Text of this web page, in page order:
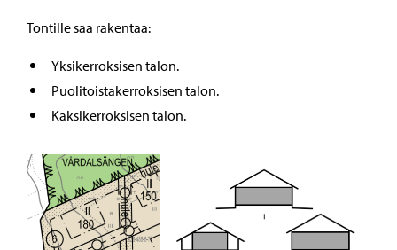
Tontille saa rakentaa:
Yksikerroksisen talon.
Puolitoistakerroksisen talon.
Kaksikerroksisen talon.